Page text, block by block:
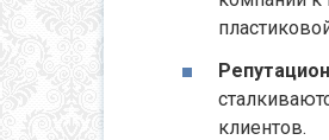
клиентов.